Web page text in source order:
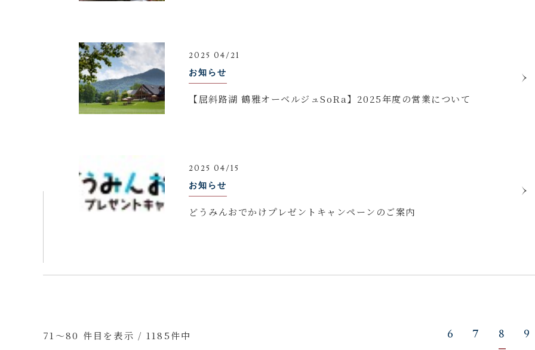
2025 04/21
お知らせ
【屈斜路湖 鶴雅オーベルジュSoRa】2025年度の営業について
2025 04/15
お知らせ
どうみんおでかけプレゼントキャンペーンのご案内
71～80 件目を表示 / 1185件中 6 7 8 9